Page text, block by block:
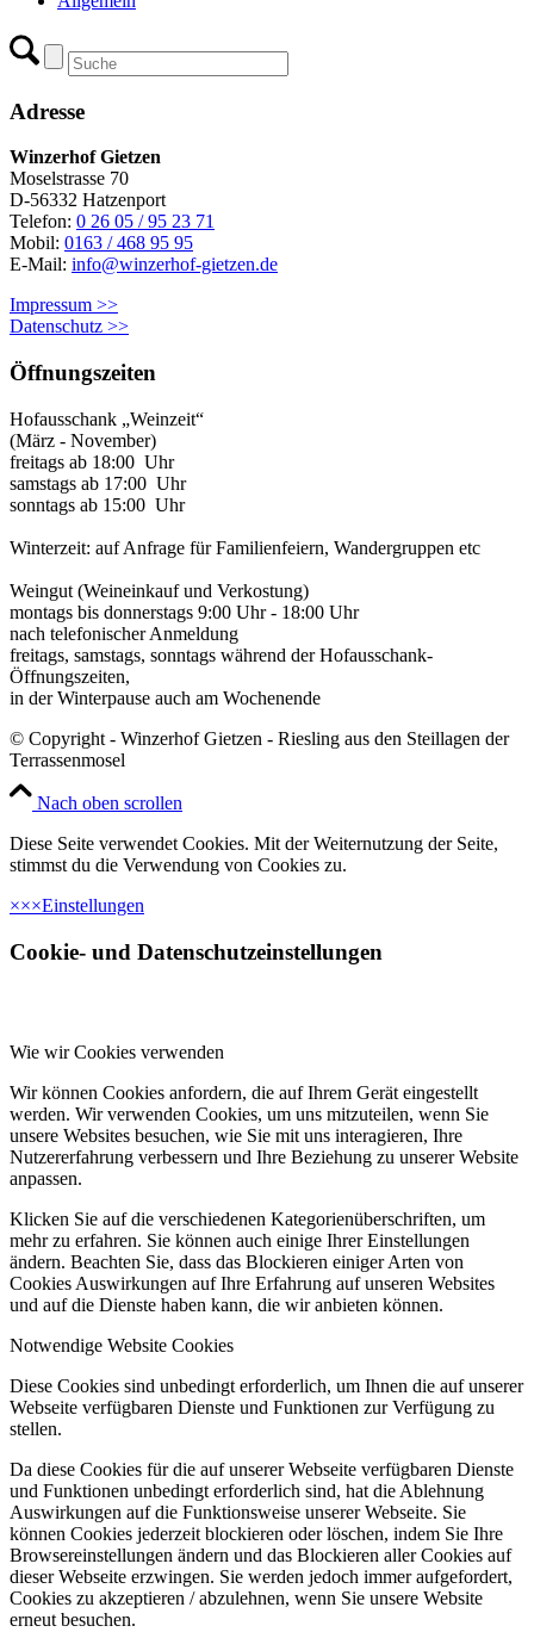
Adresse
Winzerhof Gietzen
Moselstrasse 70
D-56332 Hatzenport
Telefon: 0 26 05 / 95 23 71
Mobil: 0163 / 468 95 95
E-Mail: info@winzerhof-gietzen.de
Impressum >>
Datenschutz >>
Öffnungszeiten
Hofausschank „Weinzeit“
(März - November)
freitags ab 18:00 Uhr
samstags ab 17:00 Uhr
sonntags ab 15:00 Uhr
Winterzeit: auf Anfrage für Familienfeiern, Wandergruppen etc
Weingut (Weineinkauf und Verkostung)
montags bis donnerstags 9:00 Uhr - 18:00 Uhr
nach telefonischer Anmeldung
freitags, samstags, sonntags während der Hofausschank-
Öffnungszeiten,
in der Winterpause auch am Wochenende
© Copyright - Winzerhof Gietzen - Riesling aus den Steillagen der
Terrassenmosel
Nach oben scrollen
Diese Seite verwendet Cookies. Mit der Weiternutzung der Seite,
stimmst du die Verwendung von Cookies zu.
×××Einstellungen
Cookie- und Datenschutzeinstellungen
Wie wir Cookies verwenden
Wir können Cookies anfordern, die auf Ihrem Gerät eingestellt
werden. Wir verwenden Cookies, um uns mitzuteilen, wenn Sie
unsere Websites besuchen, wie Sie mit uns interagieren, Ihre
Nutzererfahrung verbessern und Ihre Beziehung zu unserer Website
anpassen.
Klicken Sie auf die verschiedenen Kategorienüberschriften, um
mehr zu erfahren. Sie können auch einige Ihrer Einstellungen
ändern. Beachten Sie, dass das Blockieren einiger Arten von
Cookies Auswirkungen auf Ihre Erfahrung auf unseren Websites
und auf die Dienste haben kann, die wir anbieten können.
Notwendige Website Cookies
Diese Cookies sind unbedingt erforderlich, um Ihnen die auf unserer
Webseite verfügbaren Dienste und Funktionen zur Verfügung zu
stellen.
Da diese Cookies für die auf unserer Webseite verfügbaren Dienste
und Funktionen unbedingt erforderlich sind, hat die Ablehnung
Auswirkungen auf die Funktionsweise unserer Webseite. Sie
können Cookies jederzeit blockieren oder löschen, indem Sie Ihre
Browsereinstellungen ändern und das Blockieren aller Cookies auf
dieser Webseite erzwingen. Sie werden jedoch immer aufgefordert,
Cookies zu akzeptieren / abzulehnen, wenn Sie unsere Website
erneut besuchen.